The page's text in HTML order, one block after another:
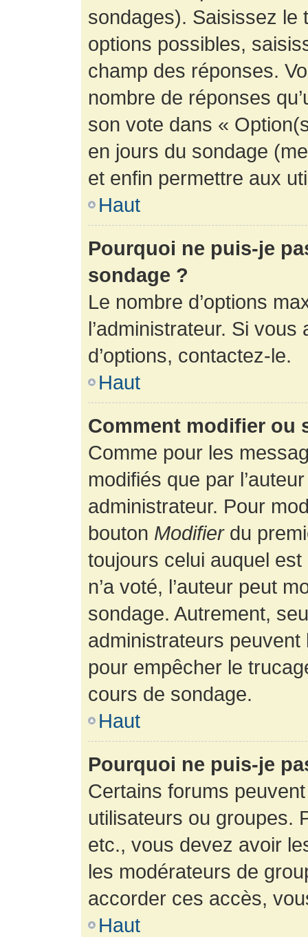
sondages). Saisissez le
options possibles,
champ des réponses.
nombre de réponses
son vote dans «
en jours du sondage
et enfin permettre aux
Haut
Pourquoi ne puis-je
sondage ?
Le nombre d’options
l’administrateur. Si
d’options, contactez-le.
Haut
Comment modifier ou
Comme pour les
modifiés que par
administrateur. Pour
bouton Modifierdu
toujours celui auquel
n’a voté, l’auteur peut
sondage. Autrement,
administrateurs
pour empêcher le
cours de sondage.
Haut
Pourquoi ne puis-je
Certains forums
utilisateurs ou groupes.
etc., vous devez avoir
les modérateurs de
accorder ces accès,
Haut